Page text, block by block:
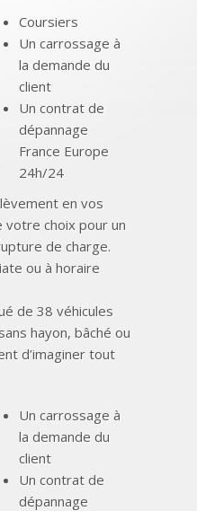
Coursiers
Un carrossage à
la demande du
client
Un contrat de
dépannage
France Europe
24h/24
en vos
votre choix pour un
de charge.
ou à horaire
de 38 véhicules
hayon, bâché ou
d’imaginer tout
Un carrossage à
la demande du
client
Un contrat de
dépannage